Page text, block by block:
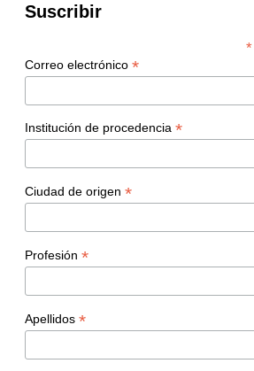
Suscribir
*
Correo electrónico *
Institución de procedencia *
Ciudad de origen *
Profesión *
Apellidos *